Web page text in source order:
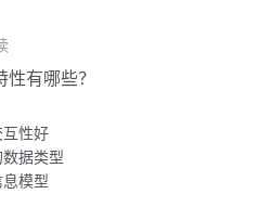
有哪些？
性好
据类型
模型